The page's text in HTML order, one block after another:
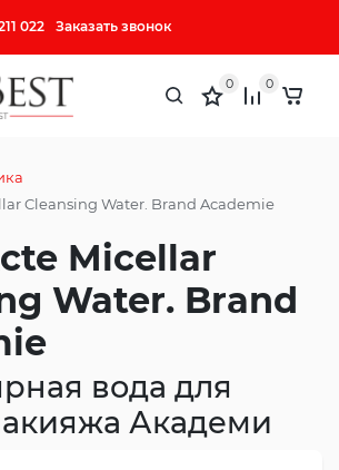
022 Заказать звонок
0 0
Cleansing Water. Brand Academie
Micellar
Water. Brand
вода для
Академи